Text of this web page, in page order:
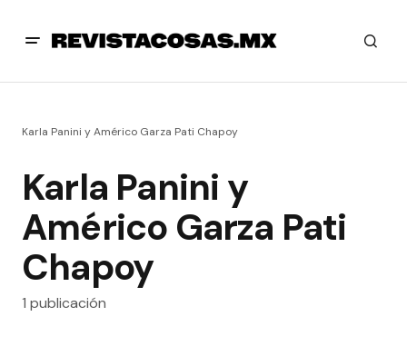
Karla Panini y Américo Garza Pati Chapoy
Karla Panini y
Américo Garza Pati
Chapoy
1 publicación